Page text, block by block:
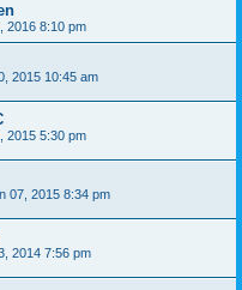
2016 8:10 pm
2015 10:45 am
2015 5:30 pm
07, 2015 8:34 pm
2014 7:56 pm